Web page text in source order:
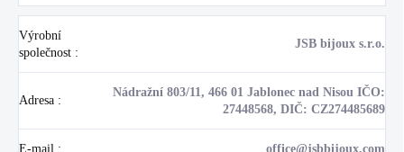
Výrobní
společnost :
JSB bijoux s.r.o.
Adresa :
Nádražní 803/11, 466 01 Jablonec nad Nisou IČO:
27448568, DIČ: CZ274485689
E-mail : office@jsbbijoux.com